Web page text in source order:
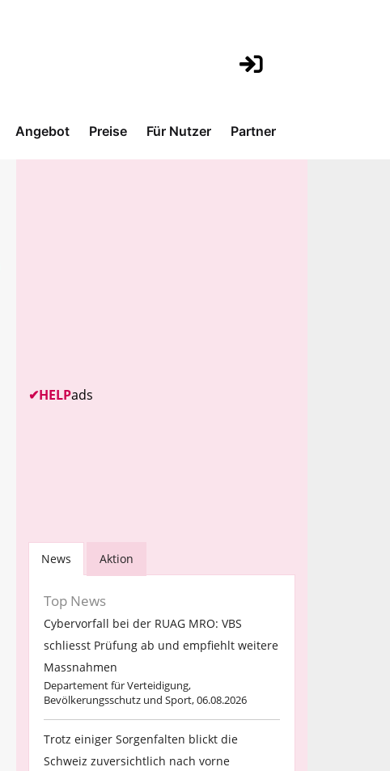
Angebot Preise Für Nutzer Partner
✔HELPads
News Aktion
Top News
Cybervorfall bei der RUAG MRO: VBS
schliesst Prüfung ab und empfiehlt weitere
Massnahmen
Departement für Verteidigung,
Bevölkerungsschutz und Sport, 06.08.2026
Trotz einiger Sorgenfalten blickt die
Schweiz zuversichtlich nach vorne